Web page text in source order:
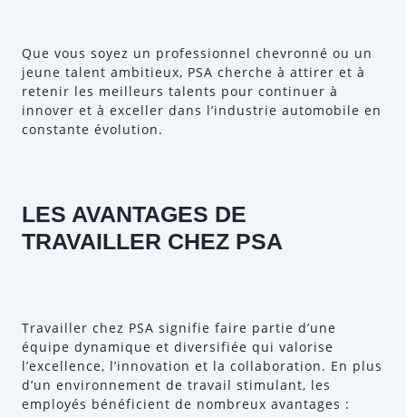
Que vous soyez un professionnel chevronné ou un
jeune talent ambitieux, PSA cherche à attirer et à
retenir les meilleurs talents pour continuer à
innover et à exceller dans l’industrie automobile en
constante évolution.
LES AVANTAGES DE
TRAVAILLER CHEZ PSA
Travailler chez PSA signifie faire partie d’une
équipe dynamique et diversifiée qui valorise
l’excellence, l’innovation et la collaboration. En plus
d’un environnement de travail stimulant, les
employés bénéficient de nombreux avantages :